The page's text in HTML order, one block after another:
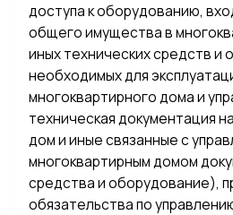
доступа к оборудованию,
общего имущества в
иных технических средств и
необходимых для
многоквартирного дома и
техническая документация
дом и иные связанные с
многоквартирным домом
средства и оборудование),
обязательства по